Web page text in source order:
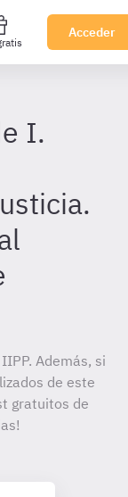
Acceder
I.
Además, si
de este
gratuitos de